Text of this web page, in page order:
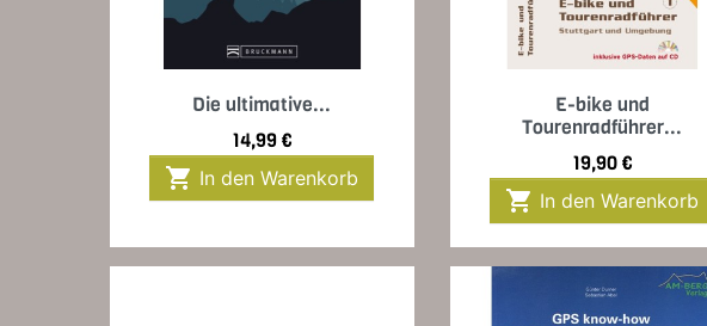
Vorschau
Die ultimative...
Preis
14,99 €
 In den Warenkorb
 Vorschau
E-bike und
Tourenradführer...
Preis
19,90 €
 In den Warenkorb